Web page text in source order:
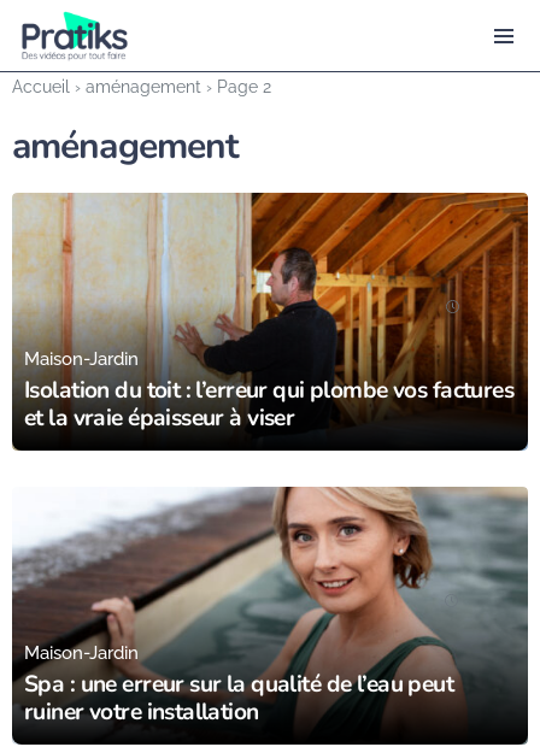
Accueil › aménagement › Page 2
aménagement
Isolation du toit : l’erreur qui plombe vos factures
et la vraie épaisseur à viser
Maison-Jardin
07/07/25
Spa : une erreur sur la qualité de l’eau peut
ruiner votre installation
Maison-Jardin
03/07/25